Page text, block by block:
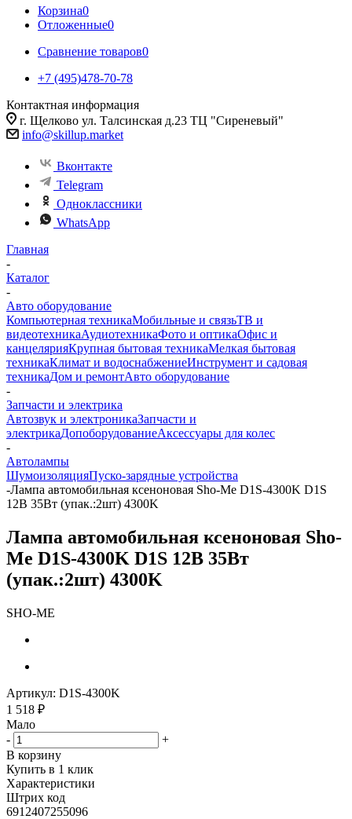
Корзина0
Отложенные0
Сравнение товаров0
+7 (495)478-70-78
Контактная информация
г. Щелково ул. Талсинская д.23 ТЦ "Сиреневый"
info@skillup.market
Вконтакте
Telegram
Одноклассники
WhatsApp
Главная
-
Каталог
-
Авто оборудование
Компьютерная техникаМобильные и связьТВ и
видеотехникаАудиотехникаФото и оптикаОфис и
канцелярияКрупная бытовая техникаМелкая бытовая
техникаКлимат и водоснабжениеИнструмент и садовая
техникаДом и ремонтАвто оборудование
-
Запчасти и электрика
Автозвук и электроникаЗапчасти и
электрикаДопоборудованиеАксессуары для колес
-
Автолампы
ШумоизоляцияПуско-зарядные устройства
-Лампа автомобильная ксеноновая Sho-Me D1S-4300K D1S
12В 35Вт (упак.:2шт) 4300K
Лампа автомобильная ксеноновая Sho-
Me D1S-4300K D1S 12В 35Вт
(упак.:2шт) 4300K
SHO-ME
Артикул: D1S-4300K
1 518 ₽
Мало
-
+
В корзину
Купить в 1 клик
Характеристики
Штрих код
6912407255096